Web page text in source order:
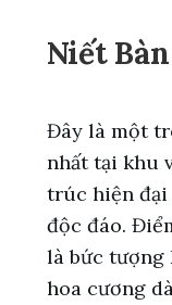
Niết
Đây là một
nhất tại khu
trúc hiện
độc đáo.
là bức tượng
hoa cương